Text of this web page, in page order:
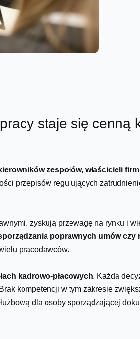
staje się cenną
zespołów, właścicieli
przepisów regulujących
zyskują przewagę na rynku i
poprawnych umów
pracodawców.
kadrowo-płacowych. Każda
kompetencji w tym zakresie
dla osoby sporządzającej